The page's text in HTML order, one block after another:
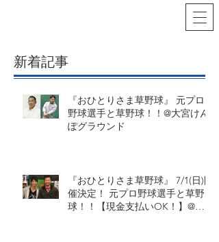
新着記事
『おひとりさま草野球』 元プロ
野球選手と草野球！！@大宮けん
ぽグラウンド
『おひとりさま草野球』 7/1(日)開
催決定！ 元プロ野球選手と草野
球！！【現金支払いOK！】@大